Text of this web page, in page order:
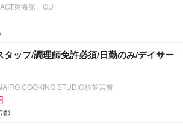
東海第一CU
タッフ/調理師免許必須/日勤のみ/デイサー
COOKING STUDIO杉並宮前
都